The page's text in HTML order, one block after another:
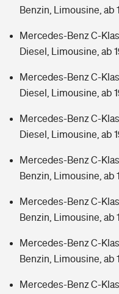
Kinderunfall-Check: Mehr
Typklassen: So ist Ihr
Sie haben Fragen?
Benzin, Limousine, ab
Mercedes-Benz C-
Diesel, Limousine, ab
Mercedes-Benz C-
Diesel, Limousine, ab
Mercedes-Benz C-
Diesel, Limousine, ab
Mercedes-Benz C-
Benzin, Limousine, ab
Mercedes-Benz C-
Benzin, Limousine, ab
Mercedes-Benz C-
Benzin, Limousine, ab
Mercedes-Benz C-